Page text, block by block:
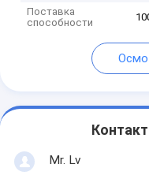
Поставка
способности
Mr. Lv